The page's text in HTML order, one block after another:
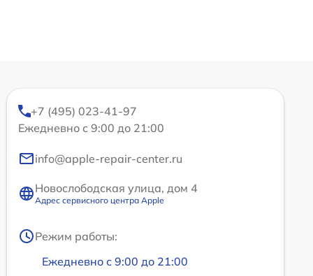
+7 (495) 023-41-97
Ежедневно с 9:00 до 21:00
info@apple-repair-center.ru
Новослободская улица, дом 4
Адрес сервисного центра Apple
Режим работы:
Ежедневно с 9:00 до 21:00